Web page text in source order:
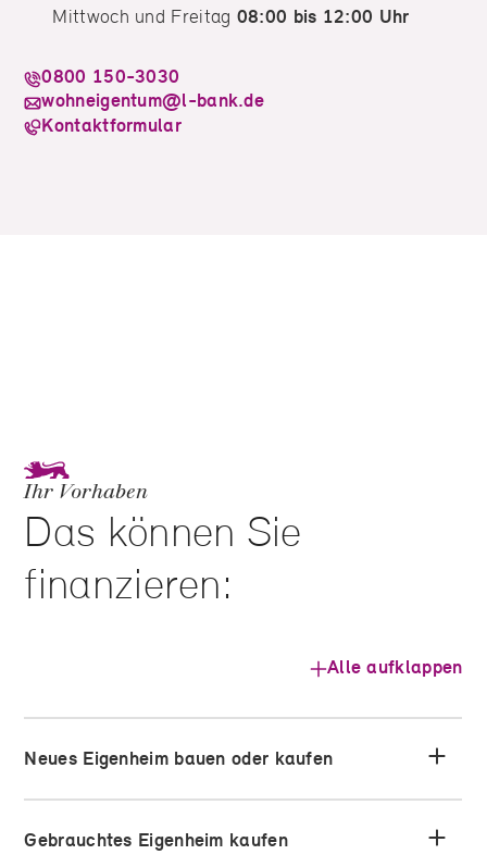
Mittwoch und Freitag 08:00 bis 12:00 Uhr
0800 150-3030
wohneigentum@l-bank.de
Kontaktformular
Ihr Vorhaben
Das können Sie
finanzieren:
Alle aufklappen
Neues Eigenheim bauen oder kaufen
Gebrauchtes Eigenheim kaufen